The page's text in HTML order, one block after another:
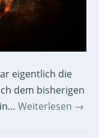
eigentlich die
dem bisherigen
Weiterlesen →